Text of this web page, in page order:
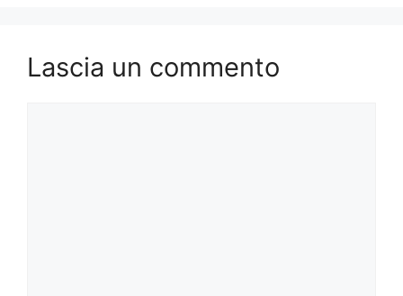
Lascia un commento